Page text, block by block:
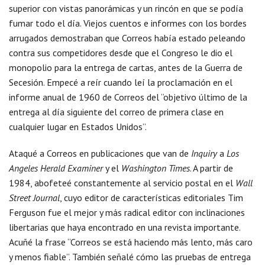
superior con vistas panorámicas y un rincón en que se podía
fumar todo el día. Viejos cuentos e informes con los bordes
arrugados demostraban que Correos había estado peleando
contra sus competidores desde que el Congreso le dio el
monopolio para la entrega de cartas, antes de la Guerra de
Secesión. Empecé a reír cuando leí la proclamación en el
informe anual de 1960 de Correos del “objetivo último de la
entrega al día siguiente del correo de primera clase en
cualquier lugar en Estados Unidos”.
Ataqué a Correos en publicaciones que van de Inquirya Los
Angeles Herald Examinery el Washington Times. A partir de
1984, abofeteé constantemente al servicio postal en el Wall
Street Journal, cuyo editor de características editoriales Tim
Ferguson fue el mejor y más radical editor con inclinaciones
libertarias que haya encontrado en una revista importante.
Acuñé la frase “Correos se está haciendo más lento, más caro
y menos fiable”. También señalé cómo las pruebas de entrega